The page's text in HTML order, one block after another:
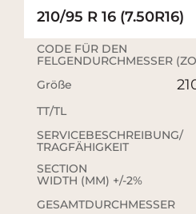
210/95 R 16 (7.50R16)
CODE FÜR DEN
FELGENDURCHMESSER
Größe
TT/TL
SERVICEBESCHREIBUNG/
TRAGFÄHIGKEIT
SECTION
WIDTH (MM) +/-2%
GESAMTDURCHMESSER